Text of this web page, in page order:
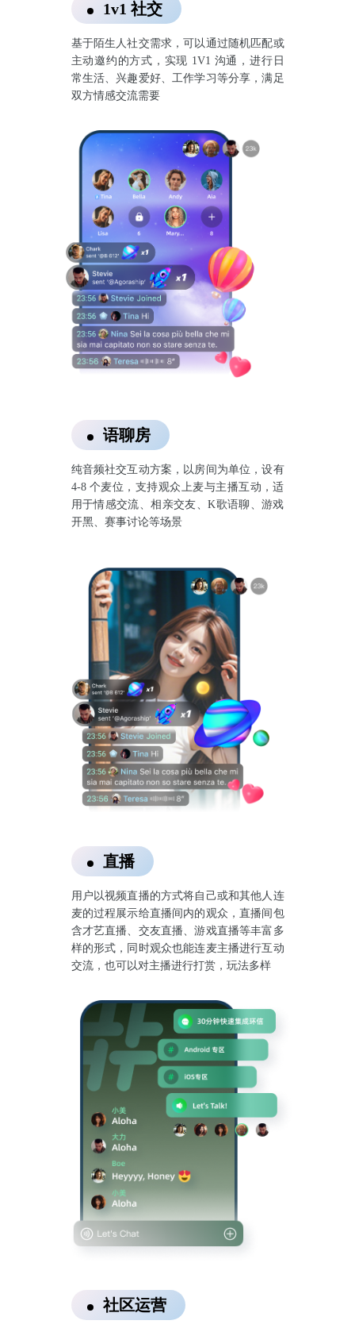
1v1 社交
基于陌生人社交需求，可以通过随机匹配或
主动邀约的方式，实现 1V1 沟通，进行日
常生活、兴趣爱好、工作学习等分享，满足
双方情感交流需要
语聊房
纯音频社交互动方案，以房间为单位，设有
4-8 个麦位，支持观众上麦与主播互动，适
用于情感交流、相亲交友、K歌语聊、游戏
开黑、赛事讨论等场景
直播
用户以视频直播的方式将自己或和其他人连
麦的过程展示给直播间内的观众，直播间包
含才艺直播、交友直播、游戏直播等丰富多
样的形式，同时观众也能连麦主播进行互动
交流，也可以对主播进行打赏，玩法多样
社区运营